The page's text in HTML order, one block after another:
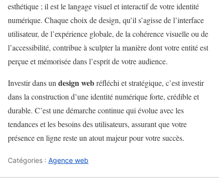
esthétique ; il est le langage visuel et interactif de votre identité
numérique. Chaque choix de design, qu’il s’agisse de l’interface
utilisateur, de l’expérience globale, de la cohérence visuelle ou de
l’accessibilité, contribue à sculpter la manière dont votre entité est
perçue et mémorisée dans l’esprit de votre audience.
Investir dans un design webréfléchi et stratégique, c’est investir
dans la construction d’une identité numérique forte, crédible et
durable. C’est une démarche continue qui évolue avec les
tendances et les besoins des utilisateurs, assurant que votre
présence en ligne reste un atout majeur pour votre succès.
Catégories : Agence web